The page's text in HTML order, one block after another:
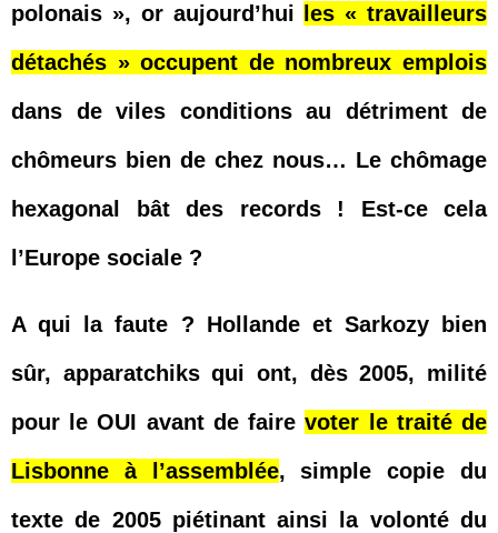
polonais », or aujourd’hui
les « travailleurs
détachés » occupent de nombreux emplois
dans de viles conditions au détriment de
chômeurs bien de chez nous… Le chômage
hexagonal bât des records ! Est-ce cela
l’Europe sociale ?
A qui la faute ? Hollande et Sarkozy bien
sûr, apparatchiks qui ont, dès 2005, milité
pour le OUI avant de fairevoter le traité de
Lisbonne à l’assemblée, simple copie du
texte de 2005 piétinant ainsi la volonté du